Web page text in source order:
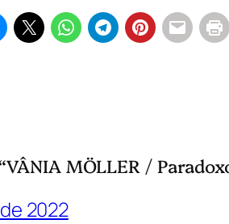
MÖLLER /
2022